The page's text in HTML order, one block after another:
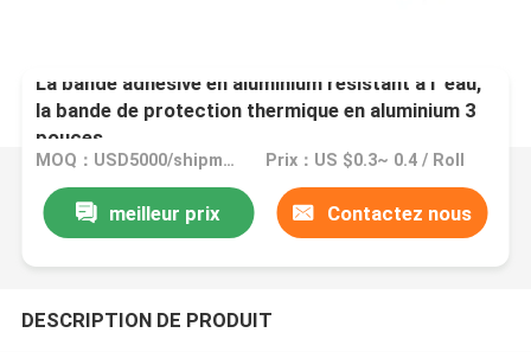
La bande adhésive en aluminium résistant à l' eau,
la bande de protection thermique en aluminium 3
pouces
MOQ：USD5000/shipment Prix：US $0.3~ 0.4 / Roll
meilleur prix Contactez nous
DESCRIPTION DE PRODUIT